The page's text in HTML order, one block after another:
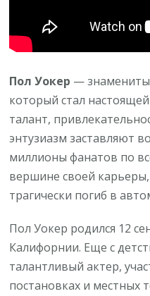
Пол Уокер —
который стал
талант,
энтузиазм заставляют
миллионы фанатов по
вершине своей
трагически погиб в
Пол Уокер родился 12
Калифорнии. Еще с
талантливый актер,
постановках и местных